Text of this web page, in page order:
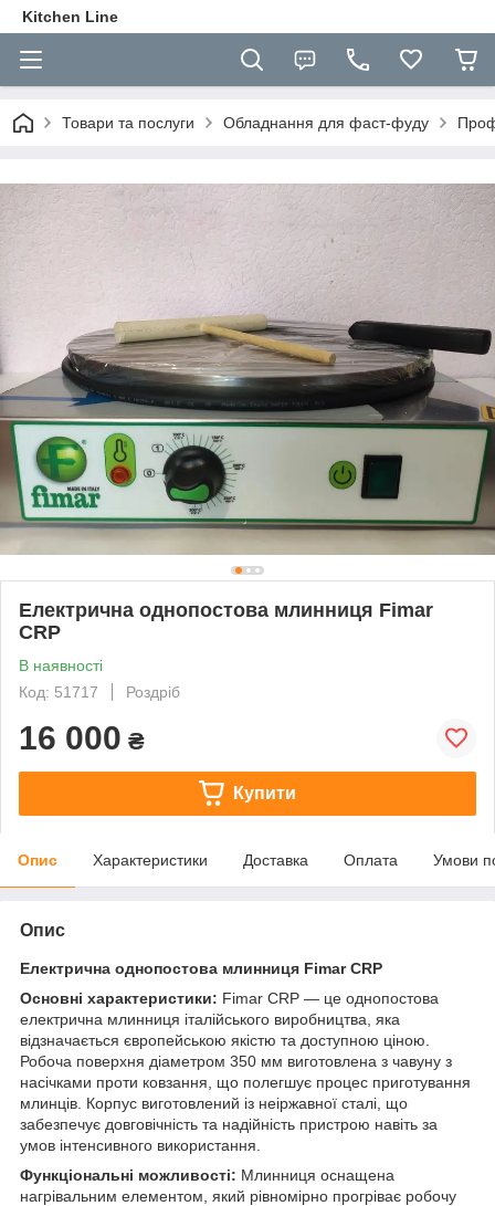
Kitchen Line
Товари та послуги Обладнання для фаст-фуду
Електрична однопостова млинниця Fimar
CRP
В наявності
Код: 51717
Роздріб
16 000 ₴
Купити
Опис Характеристики Доставка Оплата Умови
Опис
Електрична однопостова млинниця Fimar CRP
Основні характеристики: Fimar CRP — це однопостова
електрична млинниця італійського виробництва, яка
відзначається європейською якістю та доступною ціною.
Робоча поверхня діаметром 350 мм виготовлена з чавуну з
насічками проти ковзання, що полегшує процес приготування
млинців. Корпус виготовлений із неіржавної сталі, що
забезпечує довговічність та надійність пристрою навіть за
умов інтенсивного використання.
Функціональні можливості: Млинниця оснащена
нагрівальним елементом, який рівномірно прогріває робочу